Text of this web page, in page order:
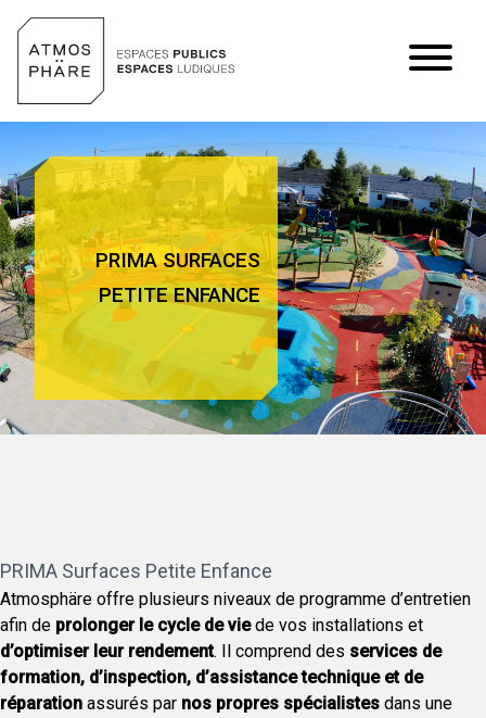
PRIMA SURFACES
PETITE ENFANCE
PRIMA Surfaces Petite Enfance
Atmosphäre offre plusieurs niveaux de programme d’entretien
afin de prolonger le cycle de viede vos installations et
d’optimiser leur rendement. Il comprend des services de
formation, d’inspection, d’assistance technique et de
réparation assurés par nos propres spécialistes dans une